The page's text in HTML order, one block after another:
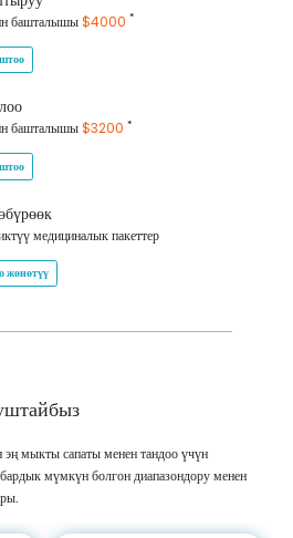
башталышы$4000 *
башталышы$3200 *
медициналык пакеттер
жөнөтүү
мыкты сапаты менен тандоо үчүн
мүмкүн болгон диапазондору менен